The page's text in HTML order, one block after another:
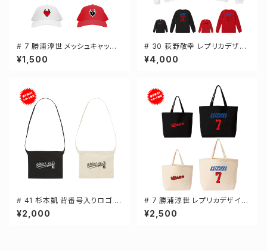
# 7 勝浦淳世 メッシュキャップ
選手還元 3カラー 000700
¥1,500
# 30 荻野敬幸 レプリカデザイ
ン 3カラー 選手還元 長袖Tシャ
ツ S-XXLサイズ 501101
¥4,000
# 41 杉本凱 背番号入りロゴ キ
ャンバスサコッシュ 選手還元 2
カラー 001461
¥2,000
# 7 勝浦淳世 レプリカデザイン
選手還元 キャンバストートバッ
グ 2カラー MLサイズ 000778
¥2,500